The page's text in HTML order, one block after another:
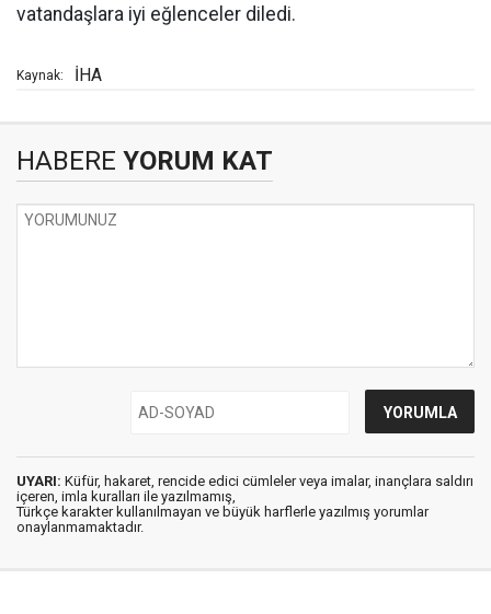
vatandaşlara iyi eğlenceler diledi.
Kaynak: İHA
HABERE YORUM KAT
UYARI: Küfür, hakaret, rencide edici cümleler veya imalar, inançlara saldırı
içeren, imla kuralları ile yazılmamış,
Türkçe karakter kullanılmayan ve büyük harflerle yazılmış yorumlar
onaylanmamaktadır.